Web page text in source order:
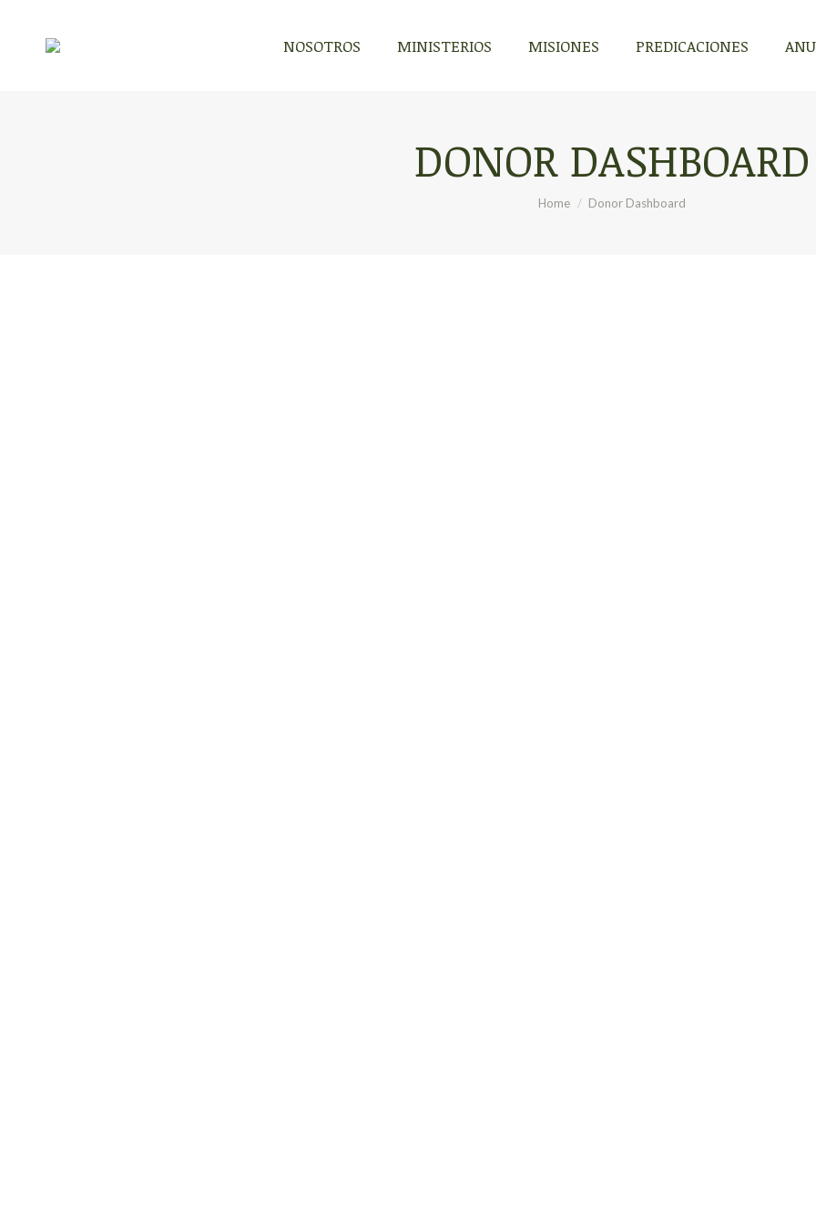
NOSOTROS MINISTERIOS MISIONES PREDICACIONES
DONOR DASHBOARD
You are here:
Home Donor Dashboard